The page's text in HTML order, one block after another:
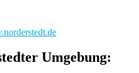
Umgebung: